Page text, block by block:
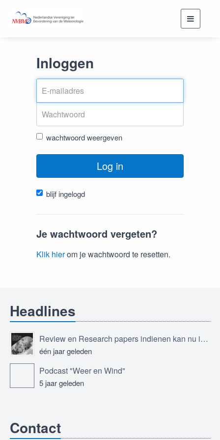
Toggle
Inloggen
wachtwoord weergeven
Log in
blijf ingelogd
Je wachtwoord vergeten?
Klik hierom je wachtwoord te resetten.
Headlines
Review en Research papers indienen kan nu in Journal of the European Meteorological Society
één jaar geleden
Podcast "Weer en Wind"
5 jaar geleden
Contact